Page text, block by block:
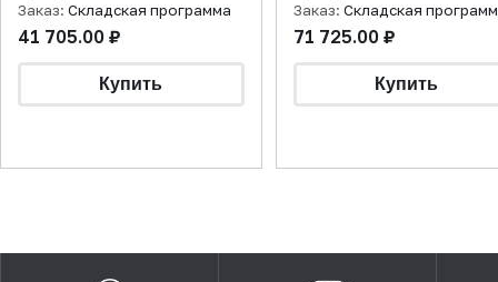
Заказ: Складская программа
41 705.00 ₽
Заказ: Складская
71 725.00 ₽